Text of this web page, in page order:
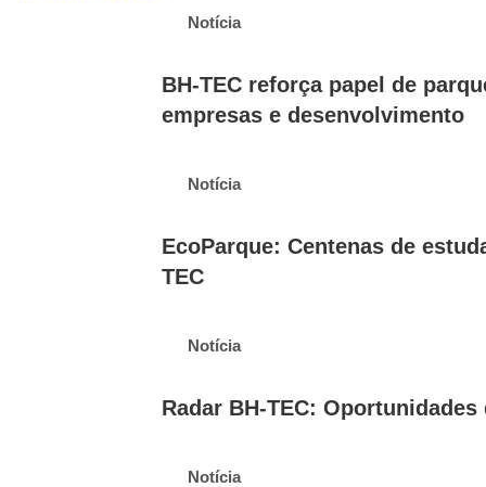
Notícia
BH-TEC reforça papel de
empresas e desenvolvimento
Notícia
EcoParque: Centenas de
TEC
Notícia
Radar BH-TEC:
Notícia